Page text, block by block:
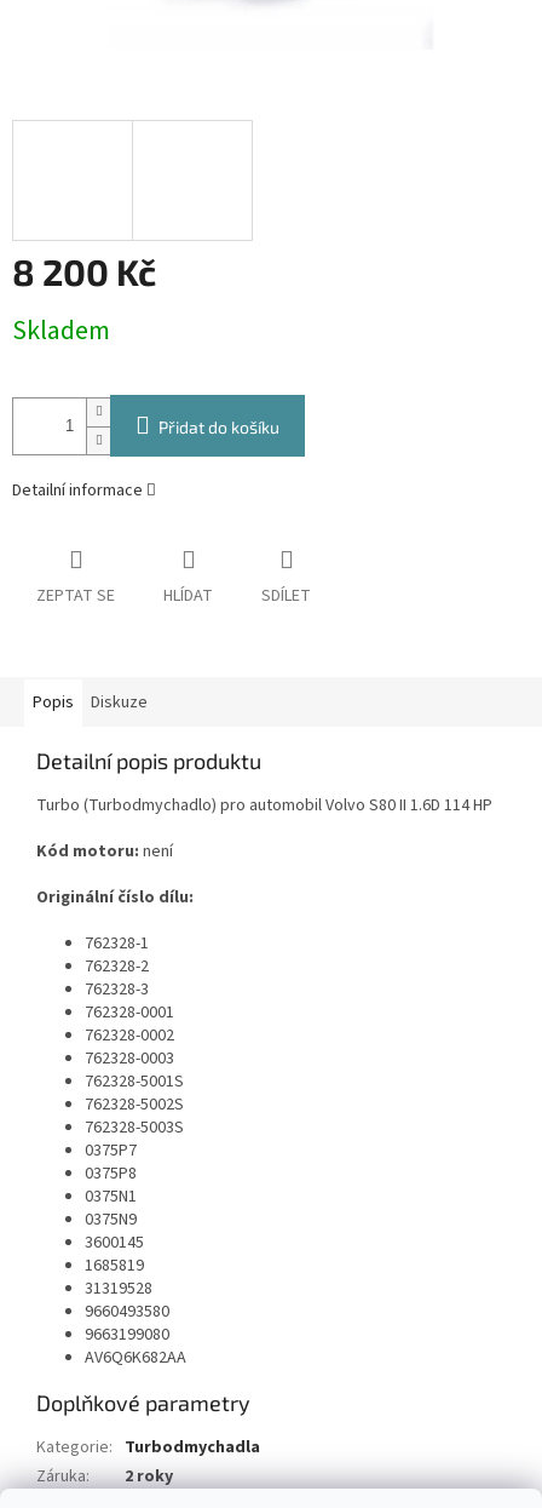
8 200 Kč
cena:
Skladem
Přidat do košíku
Detailní informace
ZEPTAT SE HLÍDAT SDÍLET
Popis Diskuze
Detailní popis produktu
Turbo (Turbodmychadlo) pro automobil Volvo S80 II 1.6D 114 HP
Kód motoru: není
Originální číslo dílu:
762328-1
762328-2
762328-3
762328-0001
762328-0002
762328-0003
762328-5001S
762328-5002S
762328-5003S
0375P7
0375P8
0375N1
0375N9
3600145
1685819
31319528
9660493580
9663199080
AV6Q6K682AA
Doplňkové parametry
Kategorie: Turbodmychadla
Záruka:
2 roky